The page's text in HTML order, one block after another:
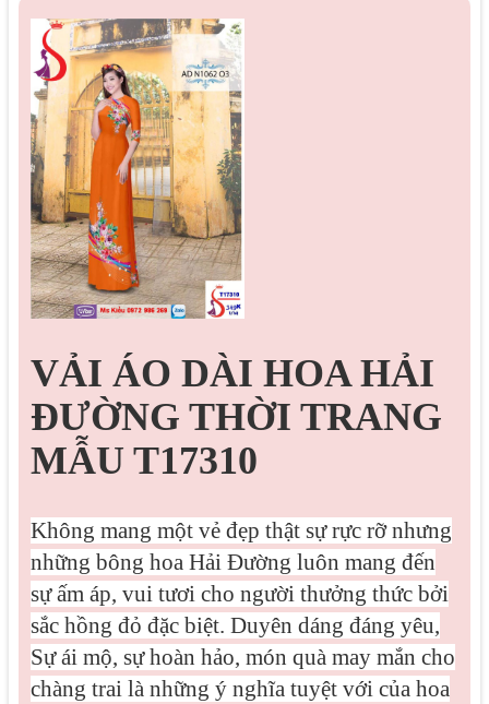
VẢI ÁO DÀI HOA HẢI
ĐƯỜNG THỜI TRANG
MẪU T17310
Không mang một vẻ đẹp thật sự rực rỡ nhưng
những bông hoa Hải Đường luôn mang đến
sự ấm áp, vui tươi cho người thưởng thức bởi
sắc hồng đỏ đặc biệt. Duyên dáng đáng yêu,
Sự ái mộ, sự hoàn hảo, món quà may mắn cho
chàng trai là những ý nghĩa tuyệt với của hoa